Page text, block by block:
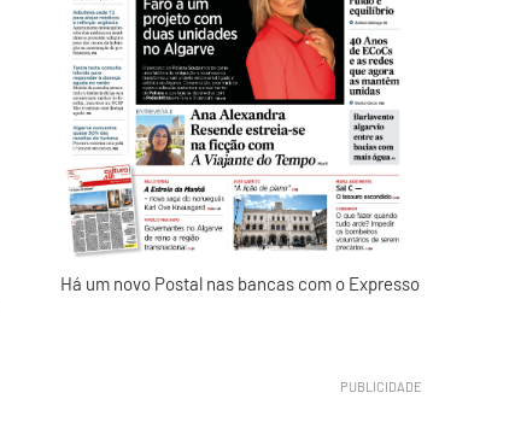
Há um novo Postal nas bancas com o Expresso